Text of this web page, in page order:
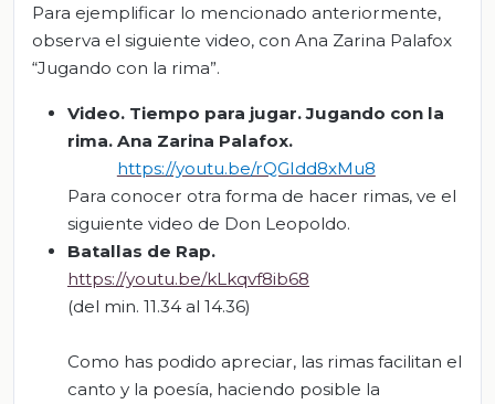
Para ejemplificar lo mencionado anteriormente,
observa el siguiente video, con Ana Zarina Palafox
“Jugando con la rima”.
Video. Tiempo para jugar. Jugando con la
rima. Ana Zarina Palafox.
https://youtu.be/rQGIdd8xMu8
Para conocer otra forma de hacer rimas, ve el
siguiente video de Don Leopoldo.
Batallas de Rap.
https://youtu.be/kLkqvf8ib68
(del min. 11.34 al 14.36)
Como has podido apreciar, las rimas facilitan el
canto y la poesía, haciendo posible la